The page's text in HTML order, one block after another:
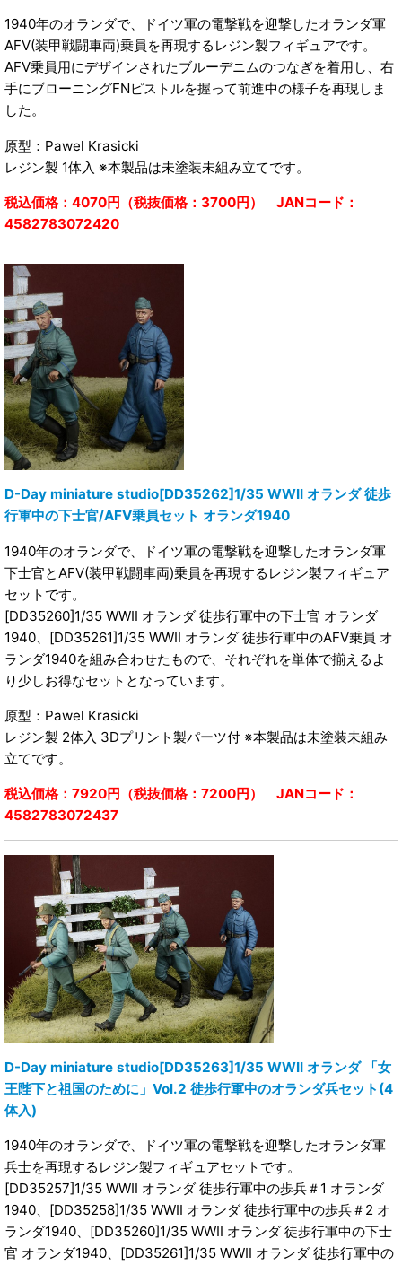
1940年のオランダで、ドイツ軍の電撃戦を迎撃したオランダ軍
AFV(装甲戦闘車両)乗員を再現するレジン製フィギュアです。
AFV乗員用にデザインされたブルーデニムのつなぎを着用し、右
手にブローニングFNピストルを握って前進中の様子を再現しま
した。
原型：Pawel Krasicki
レジン製 1体入 ※本製品は未塗装未組み立てです。
税込価格：4070円（税抜価格：3700円） JANコード：
4582783072420
D-Day miniature studio[DD35262]1/35 WWII オランダ 徒歩
行軍中の下士官/AFV乗員セット オランダ1940
1940年のオランダで、ドイツ軍の電撃戦を迎撃したオランダ軍
下士官とAFV(装甲戦闘車両)乗員を再現するレジン製フィギュア
セットです。
[DD35260]1/35 WWII オランダ 徒歩行軍中の下士官 オランダ
1940、[DD35261]1/35 WWII オランダ 徒歩行軍中のAFV乗員 オ
ランダ1940を組み合わせたもので、それぞれを単体で揃えるよ
り少しお得なセットとなっています。
原型：Pawel Krasicki
レジン製 2体入 3Dプリント製パーツ付 ※本製品は未塗装未組み
立てです。
税込価格：7920円（税抜価格：7200円） JANコード：
4582783072437
D-Day miniature studio[DD35263]1/35 WWII オランダ 「女
王陛下と祖国のために」Vol.2 徒歩行軍中のオランダ兵セット(4
体入)
1940年のオランダで、ドイツ軍の電撃戦を迎撃したオランダ軍
兵士を再現するレジン製フィギュアセットです。
[DD35257]1/35 WWII オランダ 徒歩行軍中の歩兵＃1 オランダ
1940、[DD35258]1/35 WWII オランダ 徒歩行軍中の歩兵＃2 オ
ランダ1940、[DD35260]1/35 WWII オランダ 徒歩行軍中の下士
官 オランダ1940、[DD35261]1/35 WWII オランダ 徒歩行軍中の